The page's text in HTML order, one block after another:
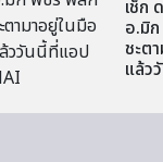
เช็ก
อ.มิ
ชะต
แล้ว